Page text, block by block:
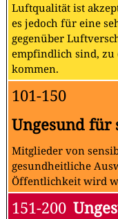
Luftqualität ist
es jedoch für eine
gegenüber
empfindlich sind, zu
kommen.
101-150
Ungesund für
Mitglieder von
gesundheitliche
Öffentlichkeit wird
151-200